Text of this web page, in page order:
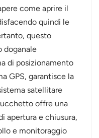
come aprire il
quindi le
questo
doganale
di posizionamento
GPS, garantisce la
satellitare
offre una
apertura e chiusura,
e monitoraggio